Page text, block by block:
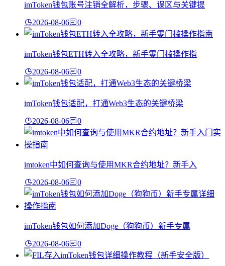
imToken钱包账号注销全解析，步骤、误区与关键提
2026-08-06 0
imToken钱包ETH转入全攻略，新手零门槛操作指
2026-08-06 0
imToken钱包适配，打通Web3生态的关键桥梁
2026-08-06 0
imtoken中如何查询与使用MKR合约地址？新手入
2026-08-06 0
imToken钱包如何添加Doge（狗狗币）新手专属
2026-08-06 0